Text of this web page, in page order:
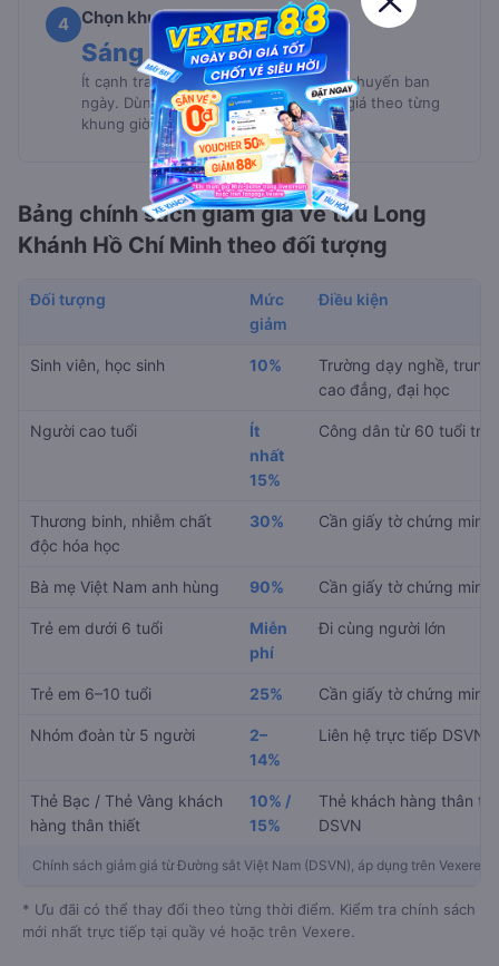
4 Chọn khung giờ thông minh
Sáng sớm / đêm muộn
Ít cạnh tranh hơn, giá mềm hơn so với chuyến ban
ngày. Dùng bộ lọc Vexere để so sánh giá theo từng
khung giờ ngay trên trang kết quả.
Bảng chính sách giảm giá vé tàu Long
Khánh Hồ Chí Minh theo đối tượng
Chính sách giảm giá từ Đường sắt Việt Nam (DSVN), áp dụng trên Vexere
Đối tượng
Mức
giảm
Điều kiện
Sinh viên, học sinh 10%
Trường dạy nghề, trung
cao đẳng, đại học
Người cao tuổi
Ít
nhất
15%
Công dân từ 60 tuổi trở
Thương binh, nhiễm chất
độc hóa học
30% Cần giấy tờ chứng minh
Bà mẹ Việt Nam anh hùng 90% Cần giấy tờ chứng minh
Trẻ em dưới 6 tuổi
Miễn
phí
Đi cùng người lớn
Trẻ em 6–10 tuổi 25% Cần giấy tờ chứng minh
Nhóm đoàn từ 5 người
2–
14%
Liên hệ trực tiếp DSVN
Thẻ Bạc / Thẻ Vàng khách
hàng thân thiết
10% /
15%
Thẻ khách hàng thân
DSVN
* Ưu đãi có thể thay đổi theo từng thời điểm. Kiểm tra chính sách
mới nhất trực tiếp tại quầy vé hoặc trên Vexere.